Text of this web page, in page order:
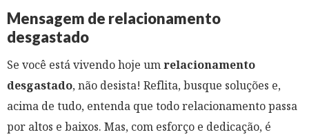
Mensagem de relacionamento
desgastado
Se você está vivendo hoje umrelacionamento
desgastado, não desista! Reflita, busque soluções e,
acima de tudo, entenda que todo relacionamento passa
por altos e baixos. Mas, com esforço e dedicação, é